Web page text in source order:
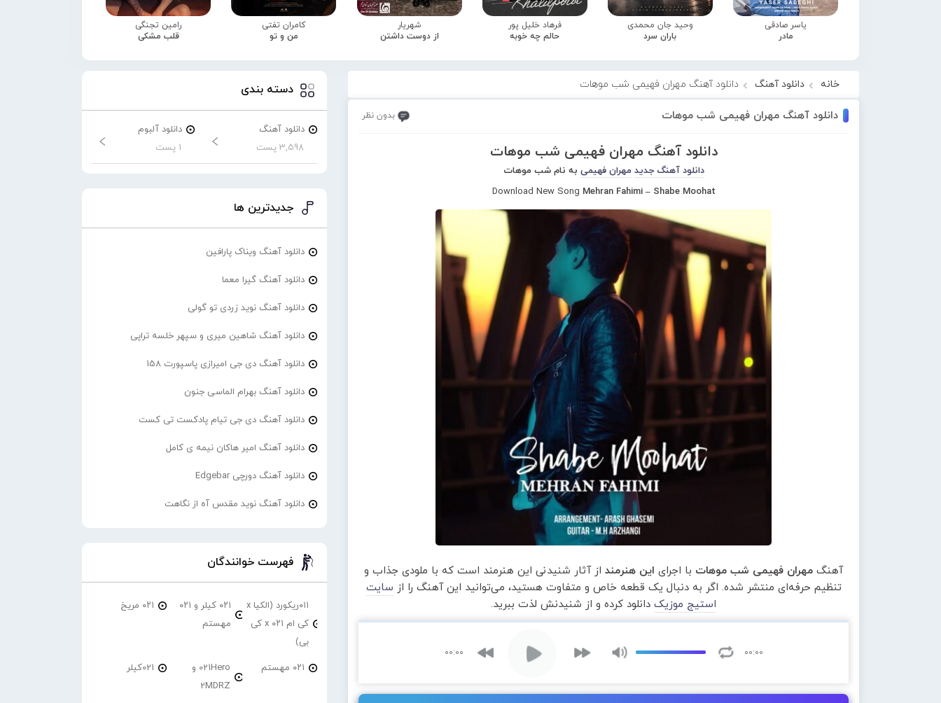
یاسر صادقی
مادر
وحید جان محمدی
باران سرد
فرهاد خلیل پور
حالم چه خوبه
شهریار
از دوست داشتن
کامران تفتی
من و تو
رامین تجنگی
قلب مشکی
خانه دانلود آهنگ دانلود آهنگ مهران فهیمی شب موهات
دانلود آهنگ مهران فهیمی شب موهات بدون نظر
دانلود آهنگ مهران فهیمی شب موهات
دانلود آهنگ جدید مهران فهیمی به نام شب موهات
Download New Song Mehran Fahimi – Shabe Moohat
آهنگ مهران فهیمی شب موهات با اجرای این هنرمند از آثار شنیدنی این هنرمند است که با ملودی جذاب و
تنظیم حرفه‌ای منتشر شده. اگر به دنبال یک قطعه خاص و متفاوت هستید، می‌توانید این آهنگ را از سایت
استیج موزیک دانلود کرده و از شنیدنش لذت ببرید.
00:00 00:00
دسته بندی
دانلود آهنگ
3,598 پست
دانلود آلبوم
1 پست
جدیدترین ها
دانلود آهنگ ویناک پارافین
دانلود آهنگ گیرا معما
دانلود آهنگ نوید زردی تو گولی
دانلود آهنگ شاهین میری و سپهر خلسه تراپی
دانلود آهنگ دی جی امیرازی پاسپورت 158
دانلود آهنگ بهرام الماسی جنون
دانلود آهنگ دی جی تیام پادکست تی کست
دانلود آهنگ امیر هاکان نیمه ی کامل
دانلود آهنگ دورچی Edgebar
دانلود آهنگ نوید مقدس آه از نگاهت
فهرست خوانندگان
۰۱۱ریکورد (الکیا x
کی ام ۰۲۱ x کی
بی)
۰۲۱ کیلر و ۰۲۱
مهستم
۰۲۱ مریخ
۰۲۱ مهستم
021Hero و
2MDRZ
021کیلر